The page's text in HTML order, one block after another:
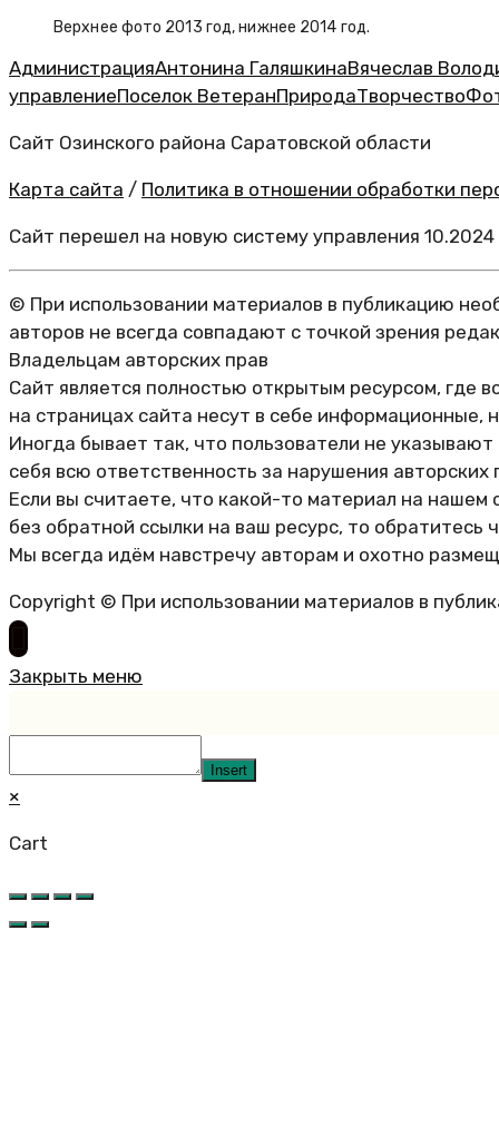
Верхнее фото 2013 год, нижнее 2014 год.
АдминистрацияАнтонина ГаляшкинаВячеслав
управлениеПоселок ВетеранПриродаТворчество
Сайт Озинского района Саратовской области
Карта сайта / Политика в отношении обработки
Сайт перешел на новую систему управления 10.2024
© При использовании материалов в публикацию
авторов не всегда совпадают с точкой зрения
Владельцам авторских прав
Сайт является полностью открытым ресурсом, где
на страницах сайта несут в себе информационные,
Иногда бывает так, что пользователи не
себя всю ответственность за нарушения авторских
Если вы считаете, что какой-то материал на
без обратной ссылки на ваш ресурс, то обратитесь
Мы всегда идём навстречу авторам и охотно
Copyright © При использовании материалов в
Закрыть меню
Insert
×
Cart